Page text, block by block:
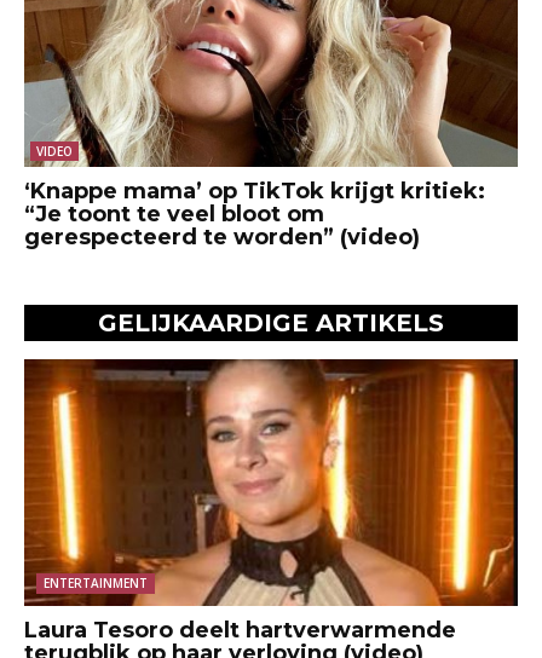
VIDEO
‘Knappe mama’ op TikTok krijgt kritiek:
“Je toont te veel bloot om
gerespecteerd te worden” (video)
GELIJKAARDIGE ARTIKELS
ENTERTAINMENT
Laura Tesoro deelt hartverwarmende